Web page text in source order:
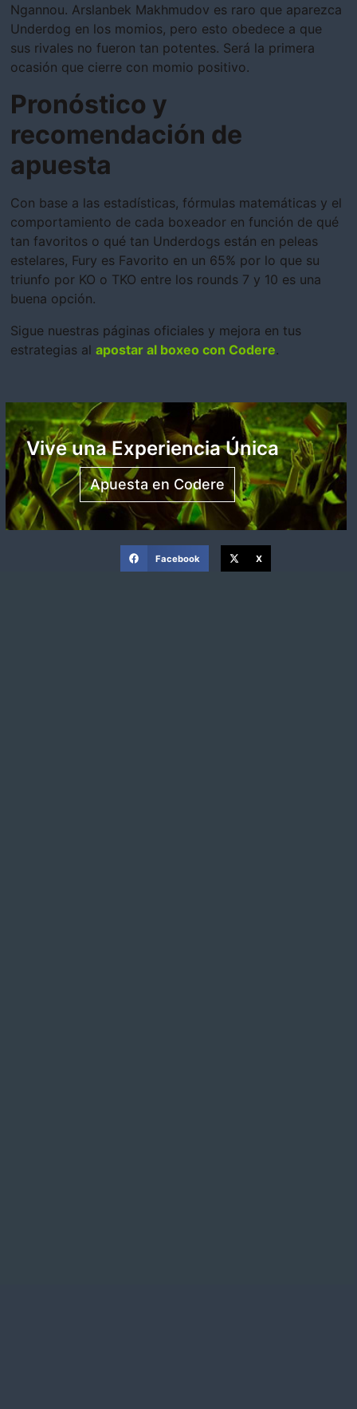
Ngannou. Arslanbek Makhmudov es raro que aparezca
Underdog en los momios, pero esto obedece a que
sus rivales no fueron tan potentes. Será la primera
ocasión que cierre con momio positivo.
Pronóstico y
recomendación de
apuesta
Con base a las estadísticas, fórmulas matemáticas y el
comportamiento de cada boxeador en función de qué
tan favoritos o qué tan Underdogs están en peleas
estelares, Fury es Favorito en un 65% por lo que su
triunfo por KO o TKO entre los rounds 7 y 10 es una
buena opción.
Sigue nuestras páginas oficiales y mejora en tus
estrategias al apostar al boxeo con Codere.
Vive una Experiencia Única
Apuesta en Codere
Facebook X